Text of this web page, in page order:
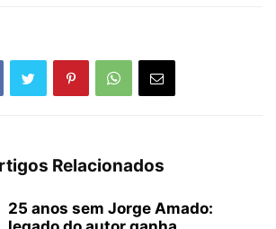
Relacionados
25 anos sem Jorge Amado: